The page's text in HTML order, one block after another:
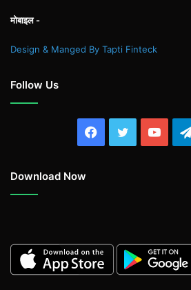
मोबाइल -
Design & Manged By Tapti Finteck
Follow Us
Facebook
Twitter
Download Now